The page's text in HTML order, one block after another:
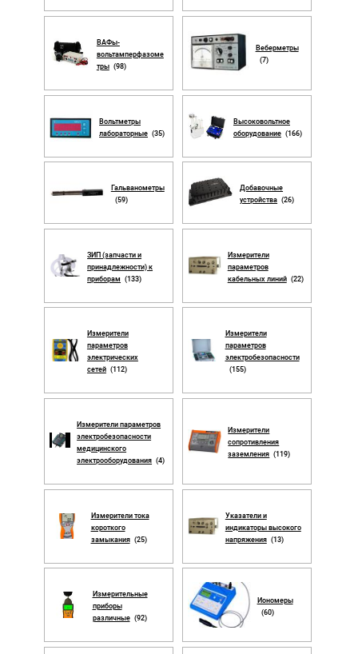
ВАФы-
вольтамперфазоме
тры (98)
Веберметры
(7)
Вольтметры
лабораторные (35)
Высоковольтное
оборудование (166)
Гальванометры
(59)
Добавочные
устройства (26)
ЗИП (запчасти и
принадлежности) к
приборам (133)
Измерители
параметров
кабельных линий (22)
Измерители
параметров
электрических
сетей (112)
Измерители
параметров
электробезопасности
(155)
Измерители параметров
электробезопасности
медицинского
электрооборудования (4)
Измерители
сопротивления
заземления (119)
Измерители тока
короткого
замыкания (25)
Указатели и
индикаторы высокого
напряжения (13)
Измерительные
приборы
различные (92)
Иономеры
(60)